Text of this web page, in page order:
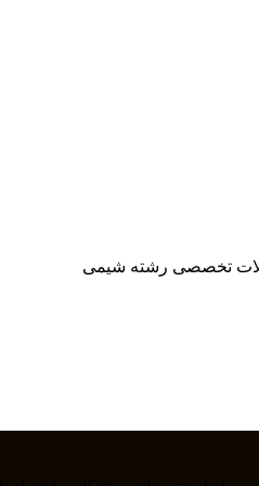
تخصصی رشته شیمی